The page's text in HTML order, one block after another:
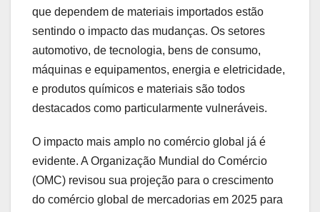
que dependem de materiais importados estão
sentindo o impacto das mudanças. Os setores
automotivo, de tecnologia, bens de consumo,
máquinas e equipamentos, energia e eletricidade,
e produtos químicos e materiais são todos
destacados como particularmente vulneráveis.
O impacto mais amplo no comércio global já é
evidente. A Organização Mundial do Comércio
(OMC) revisou sua projeção para o crescimento
do comércio global de mercadorias em 2025 para